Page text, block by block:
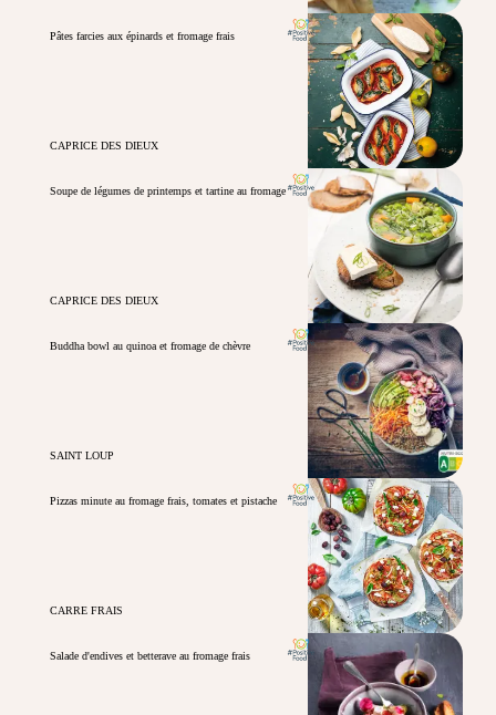
Pâtes farcies aux épinards et fromage frais
CAPRICE DES DIEUX
Soupe de légumes de printemps et tartine au fromage
CAPRICE DES DIEUX
Buddha bowl au quinoa et fromage de chèvre
SAINT LOUP
Pizzas minute au fromage frais, tomates et pistache
CARRE FRAIS
Salade d'endives et betterave au fromage frais